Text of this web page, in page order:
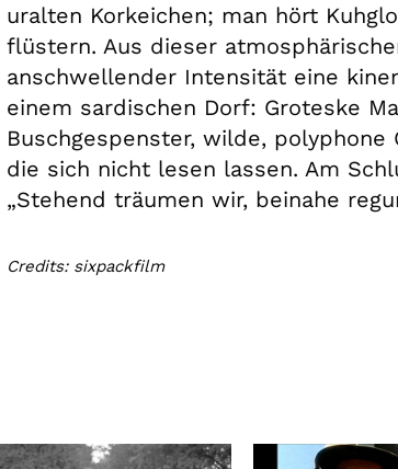
uralten Korkeichen; man hört
flüstern. Aus dieser
anschwellender Intensität eine
einem sardischen Dorf: Groteske
Buschgespenster, wilde,
die sich nicht lesen lassen. Am
„Stehend träumen wir, beinahe
Credits: sixpackfilm